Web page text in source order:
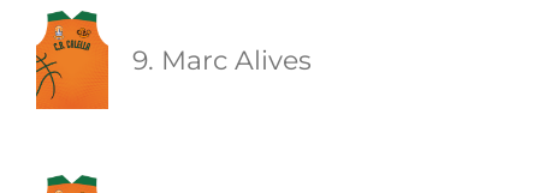
9. Marc Alives